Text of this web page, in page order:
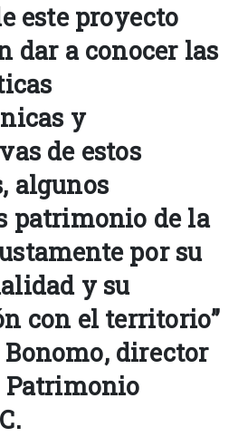
este proyecto
dar a conocer las
y
de estos
algunos
patrimonio de la
por su
y su
con el territorio”
director
Patrimonio